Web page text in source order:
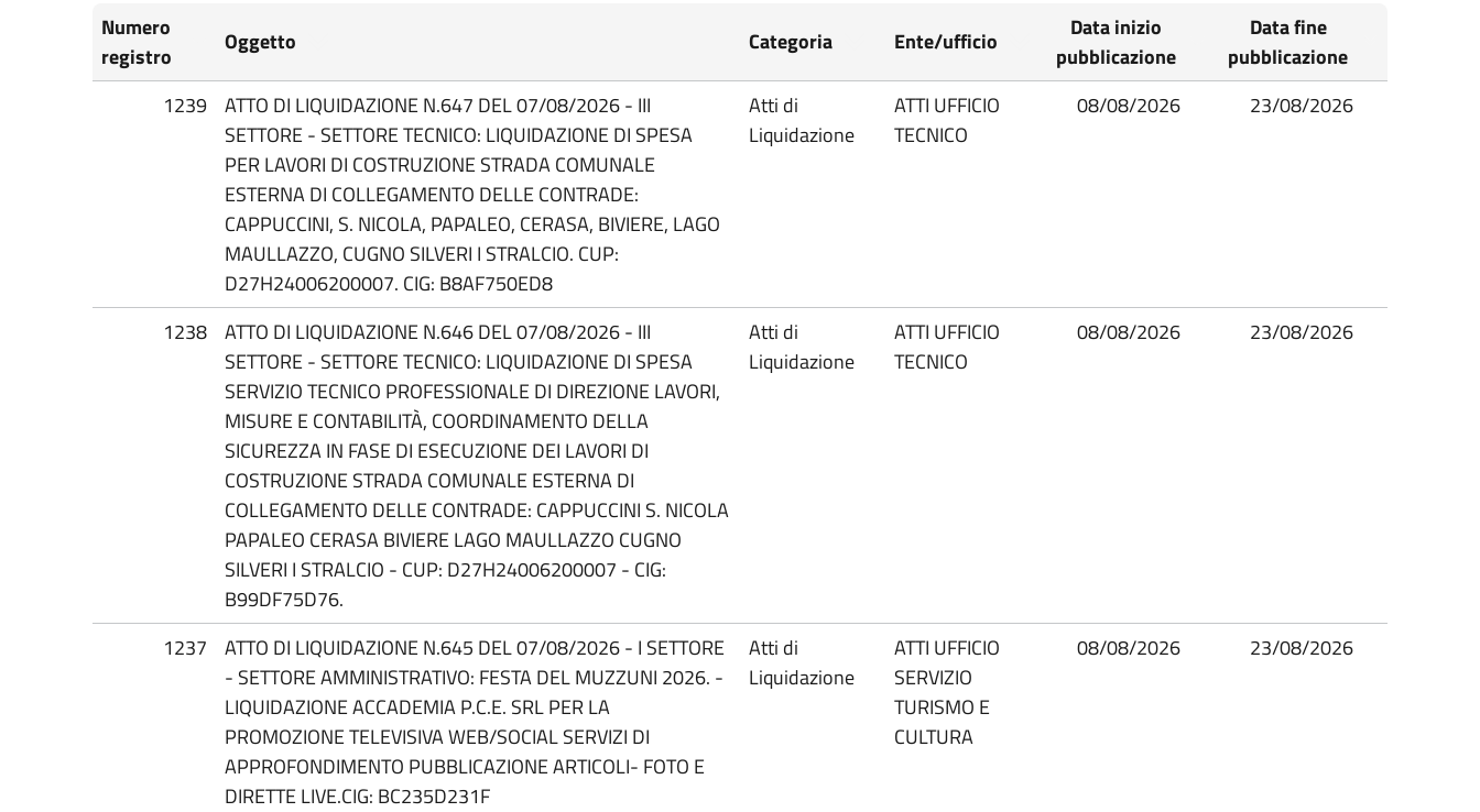
Numero
registro
Oggetto Categoria Ente/ufficio
Data inizio
pubblicazione
Data fine
pubblicazione
1239 ATTO DI LIQUIDAZIONE N.647 DEL 07/08/2026 - III
SETTORE - SETTORE TECNICO: LIQUIDAZIONE DI SPESA
PER LAVORI DI COSTRUZIONE STRADA COMUNALE
ESTERNA DI COLLEGAMENTO DELLE CONTRADE:
CAPPUCCINI, S. NICOLA, PAPALEO, CERASA, BIVIERE, LAGO
MAULLAZZO, CUGNO SILVERI I STRALCIO. CUP:
D27H24006200007. CIG: B8AF750ED8
Atti di
Liquidazione
ATTI UFFICIO
TECNICO
08/08/2026 23/08/2026
1238 ATTO DI LIQUIDAZIONE N.646 DEL 07/08/2026 - III
SETTORE - SETTORE TECNICO: LIQUIDAZIONE DI SPESA
SERVIZIO TECNICO PROFESSIONALE DI DIREZIONE LAVORI,
MISURE E CONTABILITÀ, COORDINAMENTO DELLA
SICUREZZA IN FASE DI ESECUZIONE DEI LAVORI DI
COSTRUZIONE STRADA COMUNALE ESTERNA DI
COLLEGAMENTO DELLE CONTRADE: CAPPUCCINI S. NICOLA
PAPALEO CERASA BIVIERE LAGO MAULLAZZO CUGNO
SILVERI I STRALCIO - CUP: D27H24006200007 - CIG:
B99DF75D76.
Atti di
Liquidazione
ATTI UFFICIO
TECNICO
08/08/2026 23/08/2026
1237
ATTO DI LIQUIDAZIONE N.645 DEL 07/08/2026 - I SETTORE
- SETTORE AMMINISTRATIVO: FESTA DEL MUZZUNI 2026. -
LIQUIDAZIONE ACCADEMIA P.C.E. SRL PER LA
PROMOZIONE TELEVISIVA WEB/SOCIAL SERVIZI DI
APPROFONDIMENTO PUBBLICAZIONE ARTICOLI- FOTO E
DIRETTE LIVE.CIG: BC235D231F
Atti di
Liquidazione
ATTI UFFICIO
SERVIZIO
TURISMO E
CULTURA
08/08/2026 23/08/2026